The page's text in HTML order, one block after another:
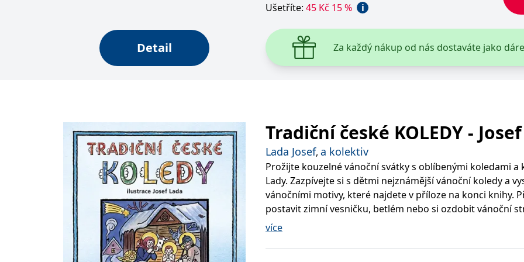
Detail
Ušetříte: 45 Kč 15% i
Za každý nákup od nás dostaváte jako
Tradiční české KOLEDY -
Lada Josef, a kolektiv
Prožijte kouzelné vánoční svátky s oblíbenými koledami a
Lady. Zazpívejte si s dětmi nejznámější vánoční koledy a
vánočními motivy, které najdete v příloze na konci knihy.
postavit zimní vesničku, betlém nebo si ozdobit vánoční
více
Microsoft
.clarity.ms
1 rok
Tento soubor cookie je v Microsoftu široce používán jako jedinečný identifikátor uživatele. Lze jej
synchronizuje s mnoha různými doménami společnosti Microsoft, což umožňuje sledování uživatelů.
.seznam.cz 1 měsíc
Toto je velmi běžný název souboru cookie, ale pokud je nalezen jako soubor cookie relace, bude
_uetvid
Microsoft
Corporation
.grada.cz
1 rok
Toto je soubor cookie využívaný společností Microsoft Bing Ads a je sledovacím souborem cookie.
náš web.
test_cookie
Google LLC
.doubleclick.net
15 minut Tento soubor cookie nastavuje společnost DoubleClick (kterou vlastní společnost Google), aby
IDE
Google LLC
.doubleclick.net
1 rok
Tento soubor cookie nastavuje společnost Doubleclick a provádí informace o tom, jak koncový
uživatel mohl vidět před návštěvou uvedeného webu.
uid
.adform.net 2 měsíce
Tento soubor cookie poskytuje jednoznačně přiřazené strojově generované ID uživatele a
analýze a hlášení třetí straně.